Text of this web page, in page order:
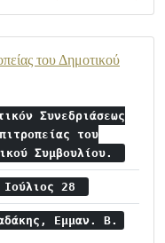
του Δημοτικού
Συνεδριάσεως
του
Συμβουλίου.
Ιούλιος 28
Εμμαν. Β.